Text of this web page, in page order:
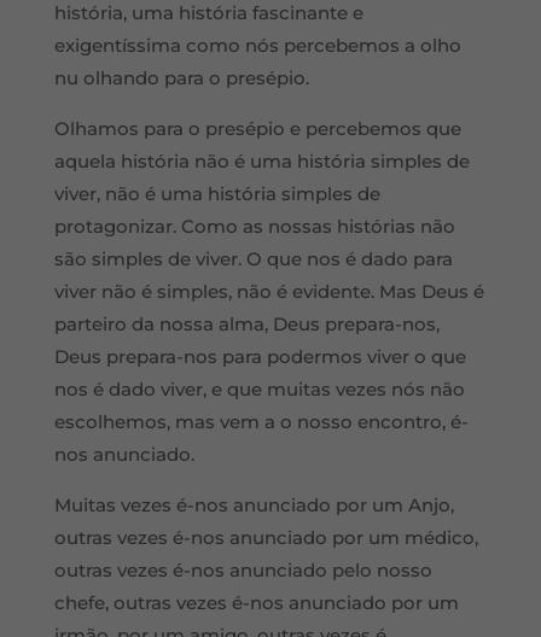
história, uma história fascinante e
exigentíssima como nós percebemos a olho
nu olhando para o presépio.
Olhamos para o presépio e percebemos que
aquela história não é uma história simples de
viver, não é uma história simples de
protagonizar. Como as nossas histórias não
são simples de viver. O que nos é dado para
viver não é simples, não é evidente. Mas Deus é
parteiro da nossa alma, Deus prepara-nos,
Deus prepara-nos para podermos viver o que
nos é dado viver, e que muitas vezes nós não
escolhemos, mas vem a o nosso encontro, é-
nos anunciado.
Muitas vezes é-nos anunciado por um Anjo,
outras vezes é-nos anunciado por um médico,
outras vezes é-nos anunciado pelo nosso
chefe, outras vezes é-nos anunciado por um